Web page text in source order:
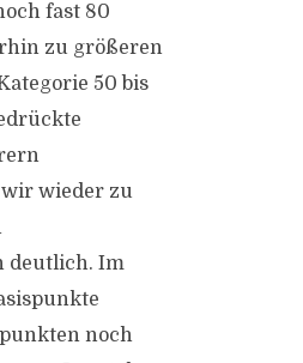
fast 80
zu größeren
50 bis
wir wieder zu
deutlich. Im
noch